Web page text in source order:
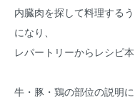
内臓肉を探して料理する
になり、
レパートリーからレシピ
牛・豚・鶏の部位の説明